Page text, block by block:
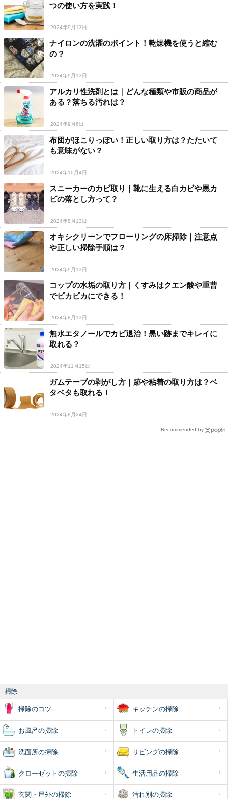
つの使い方を実践！
2024年9月13日
ナイロンの洗濯のポイント！乾燥機を使うと縮む
の？
2024年9月13日
アルカリ性洗剤とは｜どんな種類や市販の商品が
ある？落ちる汚れは？
2024年9月6日
布団がほこりっぽい！正しい取り方は？たたいて
も意味がない？
2024年10月4日
スニーカーのカビ取り｜靴に生える白カビや黒カ
ビの落とし方って？
2024年8月13日
オキシクリーンでフローリングの床掃除｜注意点
や正しい掃除手順は？
2024年9月13日
コップの水垢の取り方｜くすみはクエン酸や重曹
でピカピカにできる！
2024年8月13日
無水エタノールでカビ退治！黒い跡までキレイに
取れる？
2024年11月15日
ガムテープの剥がし方｜跡や粘着の取り方は？ベ
タベタも取れる！
2024年8月24日
Recommended by
掃除
掃除のコツ キッチンの掃除
お風呂の掃除 トイレの掃除
洗面所の掃除 リビングの掃除
クローゼットの掃除 生活用品の掃除
玄関・屋外の掃除 汚れ別の掃除